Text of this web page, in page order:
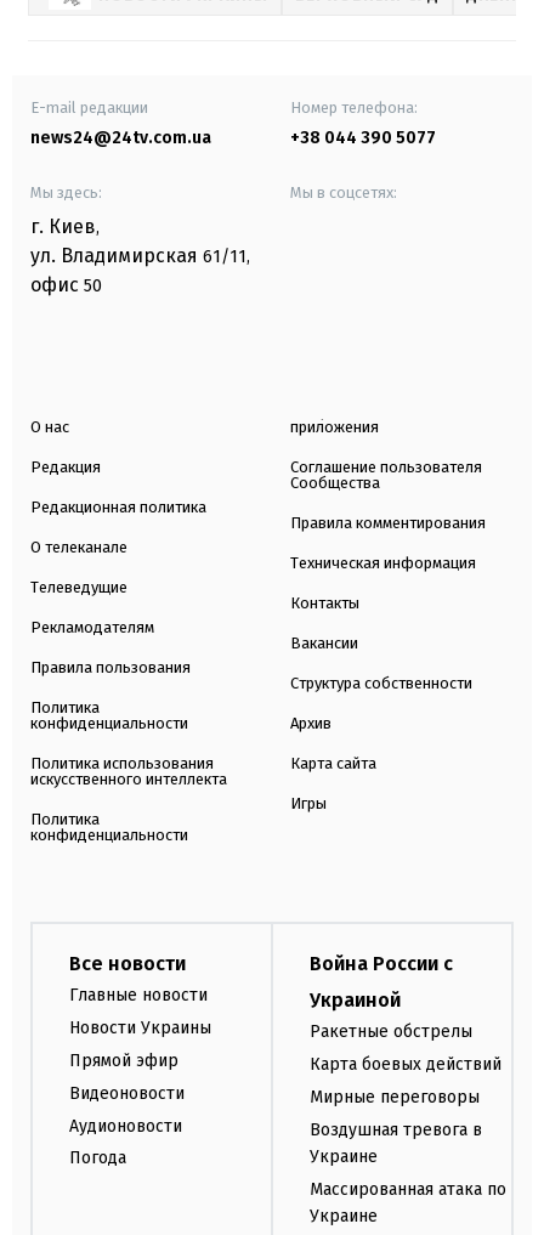
E-mail редакции
news24@24tv.com.ua
Номер телефона:
+38 044 390 5077
Мы здесь:
г. Киев,
ул. Владимирская 61/11,
офис 50
Мы в соцсетях:
О нас
Редакция
Редакционная политика
О телеканале
Телеведущие
Рекламодателям
Правила пользования
Политика
конфиденциальности
Политика использования
искусственного интеллекта
Политика
конфиденциальности
приложения
Соглашение пользователя
Сообщества
Правила комментирования
Техническая информация
Контакты
Вакансии
Структура собственности
Архив
Карта сайта
Игры
Все новости
Главные новости
Новости Украины
Прямой эфир
Видеоновости
Аудионовости
Погода
Война России с
Украиной
Ракетные обстрелы
Карта боевых действий
Мирные переговоры
Воздушная тревога в
Украине
Массированная атака по
Украине